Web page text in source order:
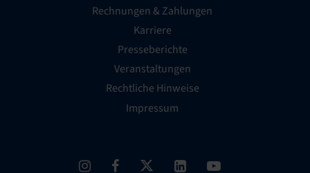
Rechnungen & Zahlungen
Karriere
Presseberichte
Veranstaltungen
Rechtliche Hinweise
Impressum